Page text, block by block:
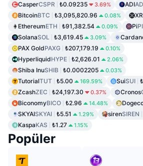
CasperCSPR ₺0.09235 3.69% ADI
BitcoinBTC ₺3,095,820.96 0.08%
EthereumETH ₺91,382.54 0.09% PiPI
SolanaSOL ₺3,619.45 3.09%
PAX GoldPAXG ₺207,179.19 0.10%
HyperliquidHYPE ₺2,626.01 2.06%
Shiba InuSHIB ₺0.0002205 0.03%
TutorialTUT ₺5.00 169.59% SuiSUI
ZcashZEC ₺24,197.30 0.37% Cronos
BiconomyBICO ₺2.96 14.48%
SKYAISKYAI ₺5.51 1.29% sirenSIREN
KaspaKAS ₺1.27 1.15%
Popüler